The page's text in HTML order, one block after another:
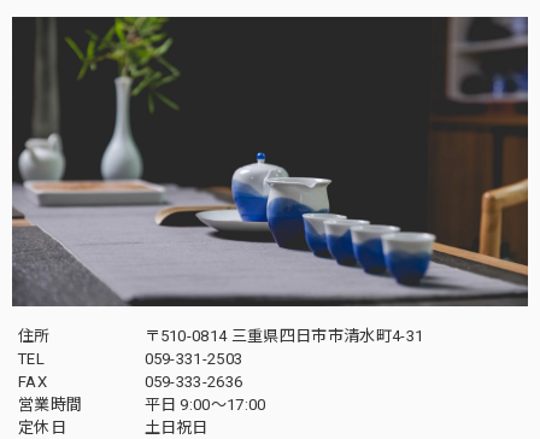
住所
〒510-0814 三重県四日市市清水町4-31
TEL
059-331-2503
FAX
059-333-2636
営業時間
平日 9:00～17:00
定休日
土日祝日